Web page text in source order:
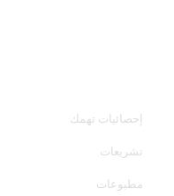
إحصائيات تهمك
تشريعات
مطبوعات